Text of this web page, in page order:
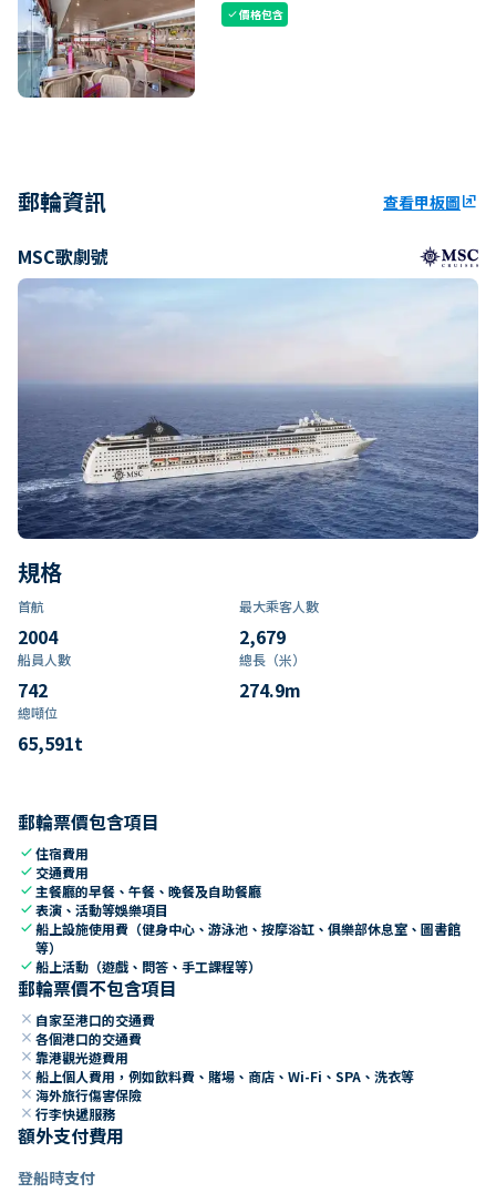
check價格包含
郵輪資訊 查看甲板圖ungroup
MSC歌劇號
規格
首航
2004
最大乘客人數
2,679
船員人數
742
總長（米）
274.9m
總噸位
65,591t
郵輪票價包含項目
check住宿費用
check 交通費用
check 主餐廳的早餐、午餐、晚餐及自助餐廳
check表演、活動等娛樂項目
check船上設施使用費（健身中心、游泳池、按摩浴缸、俱樂部休息室、圖書館
等）
check船上活動（遊戲、問答、手工課程等）
郵輪票價不包含項目
close 自家至港口的交通費
close 各個港口的交通費
close 靠港觀光遊費用
close 船上個人費用，例如飲料費、賭場、商店、Wi-Fi、SPA、洗衣等
close 海外旅行傷害保險
close 行李快遞服務
額外支付費用
登船時支付